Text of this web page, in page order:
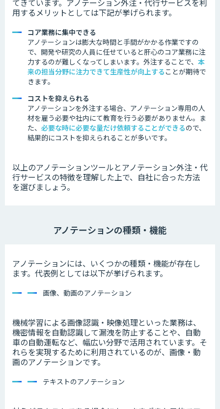
用するメリットとしては下記が挙げられます。
コア業務に集中できる
アノテーションは膨大な時間と手間がかかる作業ですの
で、開発や研究の人員に任せていると肝心のコア業務に注
力するのが難しくなってしまいます。外注することで、 本
来の担当分野に注力できて生産性が向上する ことが期待で
きます。
コストを抑えられる
アノテーションを外注する場合、アノテーション専用の人
材を雇う必要や社内にて教育を行う必要がありません。ま
た、 必要な時に必要な量だけ依頼することができるので、
結果的にコストを抑えられることが多いです。
以上のアノテーションツールとアノテーション外注・代
行サービスの特徴を理解した上で、自社に合った方法
を選びましょう。
アノテーションの種類・機能
アノテーションには、いくつかの種類・機能が存在し
ます。代表例としては以下が挙げられます。
画像、動画のアノテーション
機械学習による画像認識・映像処理といった業務は、
機密情報を自動認識して漏洩を防止することや、自動
車の自動運転など、幅広い分野で活用されています。そ
れらを実現するために利用されているのが、画像・動
画のアノテーションです。
テキストのアノテーション